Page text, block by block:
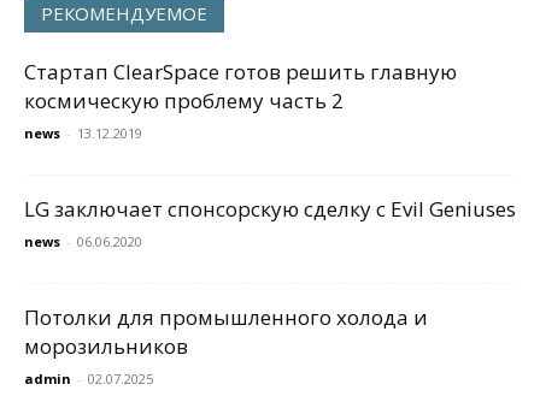
РЕКОМЕНДУЕМОЕ
Стартап ClearSpace готов решить главную
космическую проблему часть 2
news - 13.12.2019
LG заключает спонсорскую сделку с Evil Geniuses
news - 06.06.2020
Потолки для промышленного холода и
морозильников
admin - 02.07.2025